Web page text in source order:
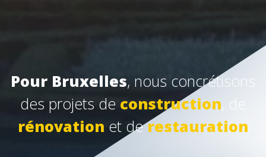
Pour Bruxelles, nous concrétisons
des projets de construction, de
rénovation et derestauration